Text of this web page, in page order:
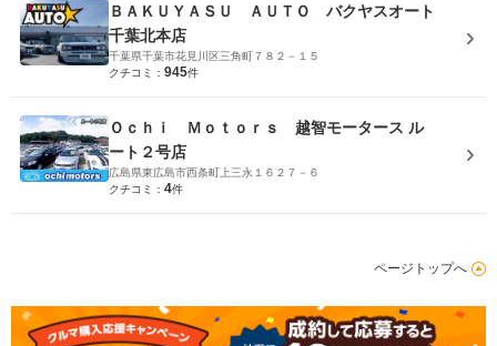
ＢＡＫＵＹＡＳＵ ＡＵＴＯ バクヤスオート
千葉北本店
千葉県千葉市花見川区三角町７８２－１５
クチコミ： 945件
Ｏｃｈｉ Ｍｏｔｏｒｓ 越智モータース ル
ート２号店
広島県東広島市西条町上三永１６２７－６
クチコミ： 4件
ページトップへ